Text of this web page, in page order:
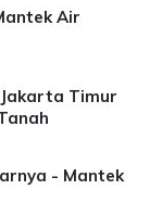
Air
Jakarta Timur
- Mantek